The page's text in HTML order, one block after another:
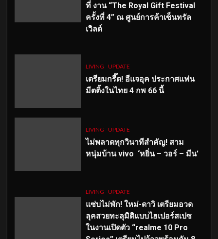
ที่ งาน “The Royal Gift Festival
ครั้งที่ 4” ณ ศูนย์การค้าเซ็นทรัล
เวิลด์
LIVING UPDATE
เตรียมกรี๊ด! อีแจอุค ประกาศแฟน
มีตติ้งในไทย 4 กพ 66 นี้
LIVING UPDATE
ไม่พลาดทุกวินาทีสำคัญ! สาม
หนุ่มบ้าน vivo ‘หยิ่น – วอร์ – มีน’
LIVING UPDATE
แซ่บไม่พัก! ใหม่-ดาวิ เตรียมอวด
ลุคสวยทะลุมิติแบบไฮเปอร์สเปซ
ในงานเปิดตัว “realme 10 Pro